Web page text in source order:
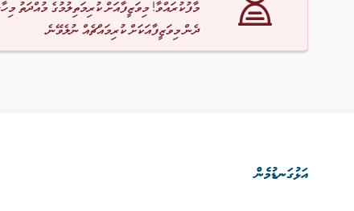
މާފުކުރައްވާ! މިވަޒީފާއަށް ކުރިމަތިލުމުގެ މުއްދަތު
ދެން މިވަޒީފާއަކަށް ކުރިމައްޗެއް ނުލެވޭނެ.
އަޅުގަނޑުމެން